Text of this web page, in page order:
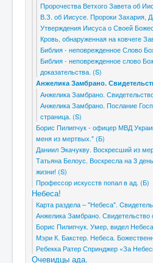
Пророчества Ветхого Завета об
В.З. об Иисусе. Пророки Захария,
Утверждения Иисуса о Своей
Кровь, обнаруженная на ковчеге
Библия - неповрежденное Слово
Библия - неповрежденное слово
доказательства. (S)
Анжелика Замбрано.
Анжелика Замбрано.
Анжелика Замбрано. Послание
страница. (S)
Борис Пилипчук - офицер МВД
меня из мертвых." (Б)
Даниил Экачукву. Воскресший из
Татьяна Белоус. Воскресла на 3
жизни! (S)
Профессор искусств попал в ад. (Б)
Небеса!
Карта раздела – "Небеса".
Анжелика Замбрано. Свидетельство
Борис Пилипчук. Умер, видел
Мэри К. Бакстер. Небеса.
Ребекка Ратер Спринджер «За
Очевидцы ада.